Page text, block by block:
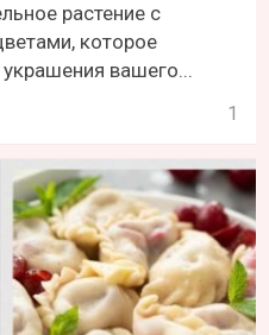
растение с
которое
вашего...
1